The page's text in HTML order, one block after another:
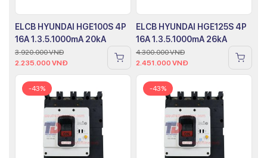
ELCB HYUNDAI HGE100S 4P
16A 1.3.5.1000mA 20kA
3.920.000VNĐ
2.235.000 VNĐ
ELCB HYUNDAI HGE125S 4P
16A 1.3.5.1000mA 26kA
4.300.000VNĐ
2.451.000 VNĐ
-43% -43%